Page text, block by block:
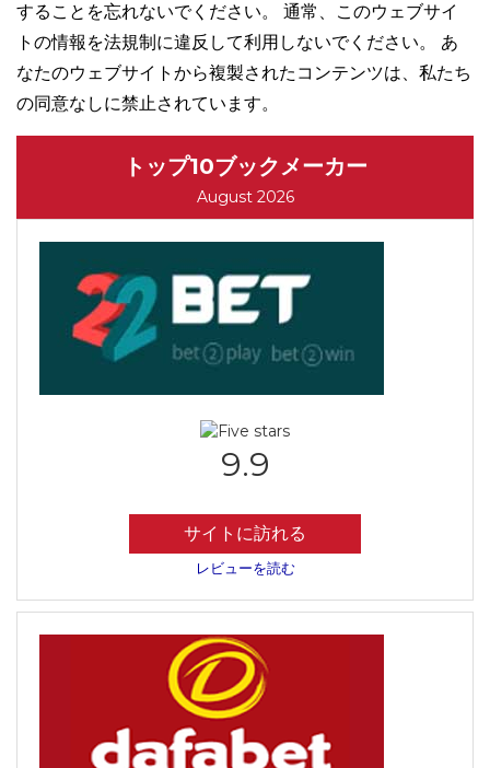
することを忘れないでください。 通常、このウェブサイ
トの情報を法規制に違反して利用しないでください。 あ
なたのウェブサイトから複製されたコンテンツは、私たち
の同意なしに禁止されています。
トップ10ブックメーカー
August 2026
9.9
サイトに訪れる
レビューを読む